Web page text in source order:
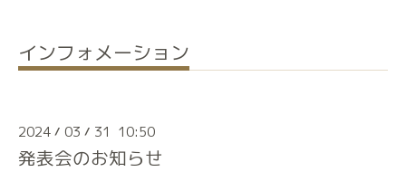
インフォメーション
2024 / 03 / 31 10:50
発表会のお知らせ